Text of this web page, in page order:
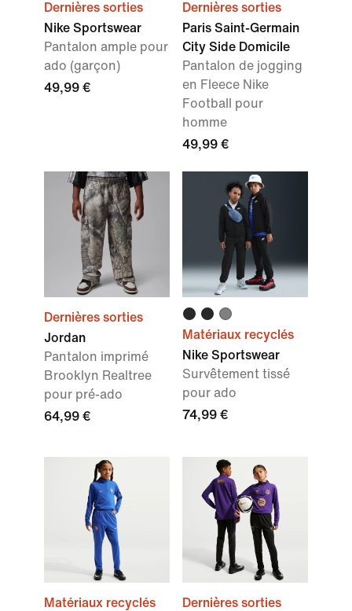
Dernières sorties
Nike Sportswear
Pantalon ample pour
ado (garçon)
49,99 €
Dernières sorties
Paris Saint-Germain
City Side Domicile
Pantalon de jogging
en Fleece Nike
Football pour
homme
49,99 €
Dernières sorties
Jordan
Pantalon imprimé
Brooklyn Realtree
pour pré-ado
64,99 €
Matériaux recyclés
Nike Sportswear
Survêtement tissé
pour ado
74,99 €
Matériaux recyclés
Dernières sorties